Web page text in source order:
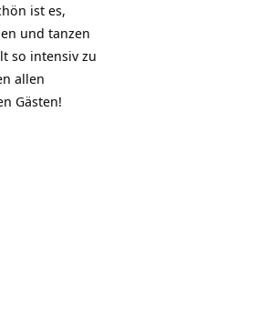
ist es,
und tanzen
so intensiv zu
allen
Gästen!